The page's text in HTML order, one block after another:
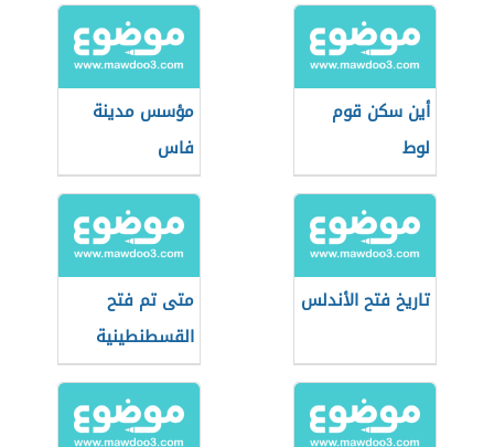
أين سكن قوم
لوط
مؤسس مدينة
فاس
تاريخ فتح الأندلس
متى تم فتح
القسطنطينية